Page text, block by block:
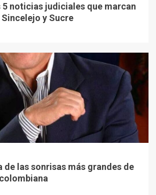
5 noticias judiciales que marcan
Sincelejo y Sucre
de las sonrisas más grandes de